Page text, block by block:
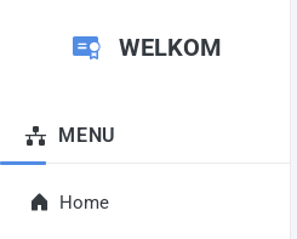
WELKOM
MENU
Home